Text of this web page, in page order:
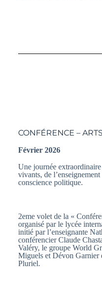
CONFÉRENCE –
Février 2026
Une journée extraordinaire
vivants, de
conscience politique.
2eme volet de la «
organisé par le lycée
initié par l’enseignante
conférencier Claude
Valéry, le groupe World
Miguels et Dévon Garnier
Pluriel.